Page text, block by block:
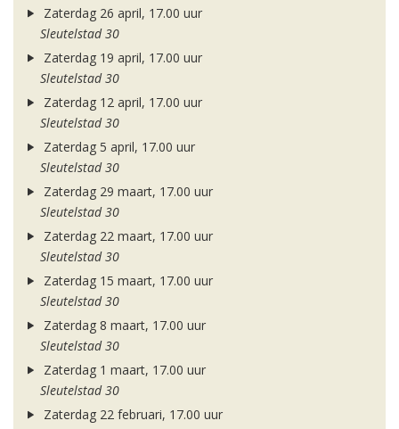
Zaterdag 26 april, 17.00 uur
Sleutelstad 30
Zaterdag 19 april, 17.00 uur
Sleutelstad 30
Zaterdag 12 april, 17.00 uur
Sleutelstad 30
Zaterdag 5 april, 17.00 uur
Sleutelstad 30
Zaterdag 29 maart, 17.00 uur
Sleutelstad 30
Zaterdag 22 maart, 17.00 uur
Sleutelstad 30
Zaterdag 15 maart, 17.00 uur
Sleutelstad 30
Zaterdag 8 maart, 17.00 uur
Sleutelstad 30
Zaterdag 1 maart, 17.00 uur
Sleutelstad 30
Zaterdag 22 februari, 17.00 uur